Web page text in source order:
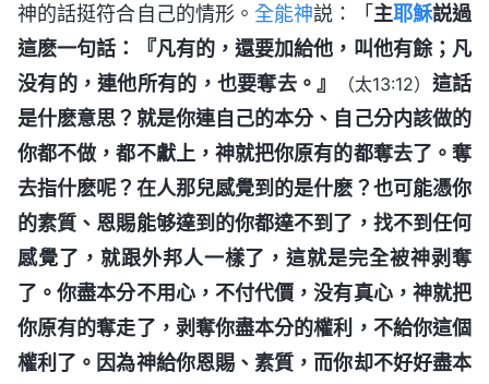
神的話挺符合自己的情形。全能神説：「主耶穌説過
這麽一句話：『凡有的，還要加給他，叫他有餘；凡
没有的，連他所有的，也要奪去。』
（太13:12） 這話
是什麽意思？就是你連自己的本分、自己分内該做的
你都不做，都不獻上，神就把你原有的都奪去了。奪
去指什麽呢？在人那兒感覺到的是什麽？也可能憑你
的素質、恩賜能够達到的你都達不到了，找不到任何
感覺了，就跟外邦人一樣了，這就是完全被神剥奪
了。你盡本分不用心，不付代價，没有真心，神就把
你原有的奪走了，剥奪你盡本分的權利，不給你這個
權利了。因為神給你恩賜、素質，而你却不好好盡本